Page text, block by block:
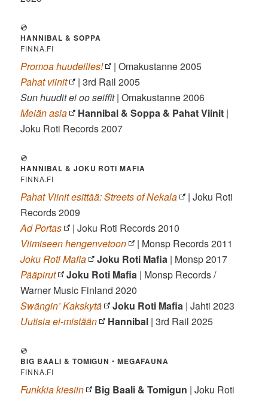
💿
HANNIBAL & SOPPA
FINNA.FI
Promoa huudeilles!
| Omakustanne 2005
Pahat viinit
| 3rd Rail 2005
Sun huudit ei oo seiffit| Omakustanne 2006
Meiän asia
Hannibal & Soppa & Pahat Viinit |
Joku Roti Records 2007
💿
HANNIBAL & JOKU ROTI MAFIA
FINNA.FI
Pahat Viinit esittää: Streets of Nekala
| Joku Roti
Records 2009
Ad Portas
| Joku Roti Records 2010
Viimiseen hengenvetoon
| Monsp Records 2011
Joku Roti Mafia
Joku Roti Mafia | Monsp 2017
Pääpirut
Joku Roti Mafia | Monsp Records /
Warner Music Finland 2020
Swängin’ Kakskytä
Joku Roti Mafia | Jahti 2023
Uutisia ei-mistään
Hannibal | 3rd Rail 2025
💿
BIG BAALI & TOMIGUN • MEGAFAUNA
FINNA.FI
Funkkia kiesiin Big Baali & Tomigun | Joku Roti